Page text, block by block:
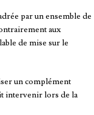
par un ensemble de
aux
de mise sur le
un complément
intervenir lors de la